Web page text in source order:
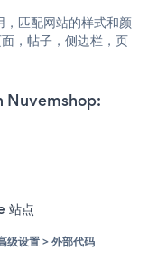
匹配网站的样式和颜
，帖子，侧边栏，页
Nuvemshop:
站点
级设置 > 外部代码